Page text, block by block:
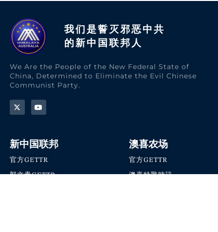
我们是誓灭邪恶中共
的新中国联邦人​
We Are the People of the New Federal State of
China, Determined to Eliminate the Evil Chinese
Communist Party.
新中国联邦
官方GETTR
郭文贵GETTR
澳喜农场
官方GETTR
澳喜特戰時訊